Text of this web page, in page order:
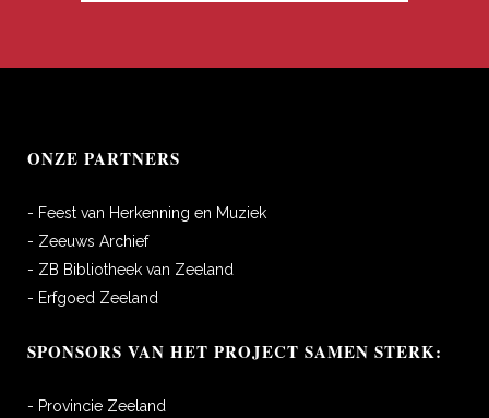
ONZE PARTNERS
- Feest van Herkenning en Muziek
- Zeeuws Archief
- ZB Bibliotheek van Zeeland
- Erfgoed Zeeland
SPONSORS VAN HET PROJECT SAMEN STERK:
- Provincie Zeeland